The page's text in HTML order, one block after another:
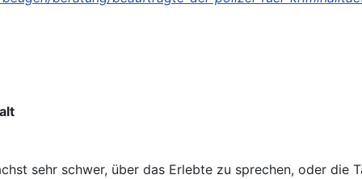
sehr schwer, über das Erlebte zu sprechen, oder die